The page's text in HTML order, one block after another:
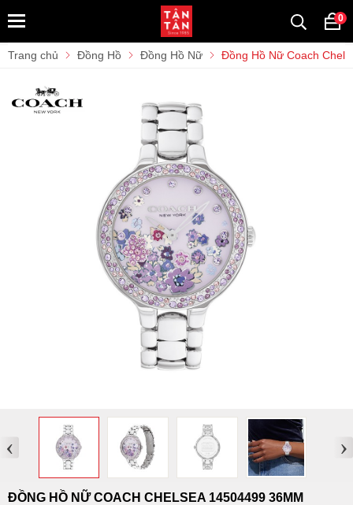
0
Trang chủ Đồng Hồ Đồng Hồ Nữ Đồng Hồ Nữ Coach
‹ ›
ĐỒNG HỒ NỮ COACH CHELSEA 14504499 36MM